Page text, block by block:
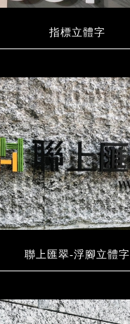
指標立體字
聯上匯翠-浮腳立體字